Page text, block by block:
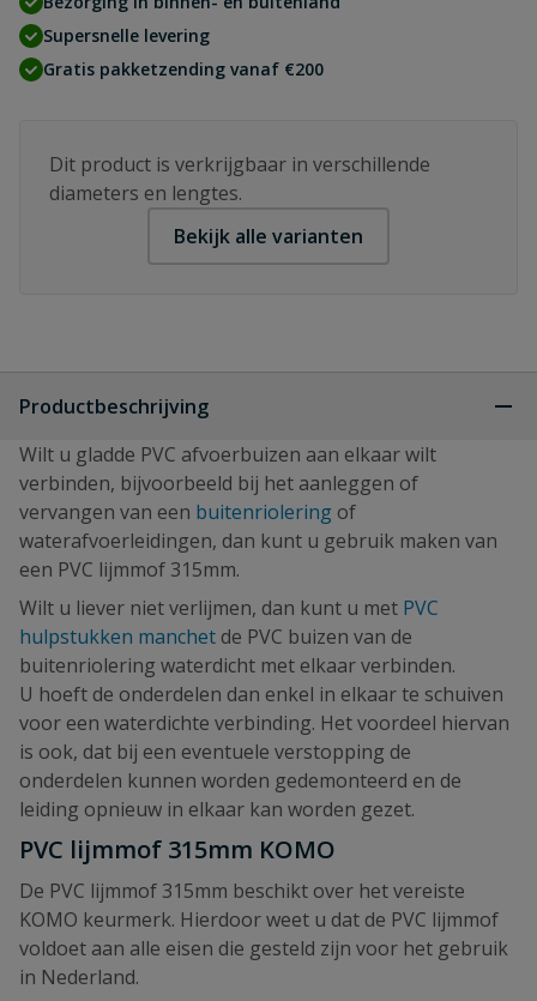
Supersnelle levering
Gratis pakketzending vanaf €200
Dit product is verkrijgbaar in verschillende
diameters en lengtes.
Bekijk alle varianten
Productbeschrijving
Wilt u gladde PVC afvoerbuizen aan elkaar wilt
verbinden, bijvoorbeeld bij het aanleggen of
vervangen van een buitenriolering of
waterafvoerleidingen, dan kunt u gebruik maken van
een PVC lijmmof 315mm.
Wilt u liever niet verlijmen, dan kunt u met PVC
hulpstukken manchet de PVC buizen van de
buitenriolering waterdicht met elkaar verbinden.
U hoeft de onderdelen dan enkel in elkaar te schuiven
voor een waterdichte verbinding. Het voordeel hiervan
is ook, dat bij een eventuele verstopping de
onderdelen kunnen worden gedemonteerd en de
leiding opnieuw in elkaar kan worden gezet.
PVC lijmmof 315mm KOMO
De PVC lijmmof 315mm beschikt over het vereiste
KOMO keurmerk. Hierdoor weet u dat de PVC lijmmof
voldoet aan alle eisen die gesteld zijn voor het gebruik
in Nederland.